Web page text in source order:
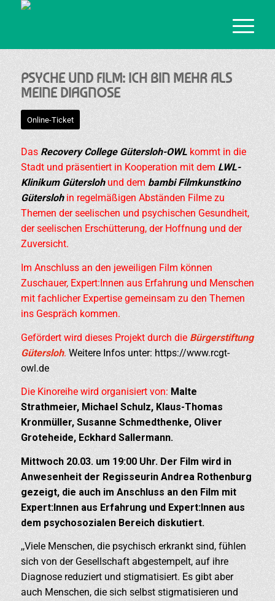
PSYCHE UND FILM: ICH BIN MEHR ALS
MEINE DIAGNOSE
Online-Ticket
Das Recovery College Gütersloh-OWLkommt in die
Stadt und präsentiert in Kooperation mit dem LWL-
Klinikum Güterslohund dem bambi Filmkunstkino
Güterslohin regelmäßigen Abständen Filme zu
Themen der seelischen und psychischen Gesundheit,
der seelischen Erschütterung, der Hoffnung und der
Zuversicht.
Im Anschluss an den jeweiligen Film können
Zuschauer, Expert:Innen aus Erfahrung und Menschen
mit fachlicher Expertise gemeinsam zu den Themen
ins Gespräch kommen.
Gefördert wird dieses Projekt durch die Bürgerstiftung
Gütersloh. Weitere Infos unter: https://www.rcgt-
owl.de
Die Kinoreihe wird organisiert von: Malte
Strathmeier, Michael Schulz, Klaus-Thomas
Kronmüller, Susanne Schmedthenke, Oliver
Groteheide, Eckhard Sallermann.
Mittwoch 20.03. um 19:00 Uhr. Der Film wird in
Anwesenheit der Regisseurin Andrea Rothenburg
gezeigt, die auch im Anschluss an den Film mit
Expert:Innen aus Erfahrung und Expert:Innen aus
dem psychosozialen Bereich diskutiert.
,,Viele Menschen, die psychisch erkrankt sind, fühlen
sich von der Gesellschaft abgestempelt, auf ihre
Diagnose reduziert und stigmatisiert. Es gibt aber
auch Menschen, die sich selbst stigmatisieren und